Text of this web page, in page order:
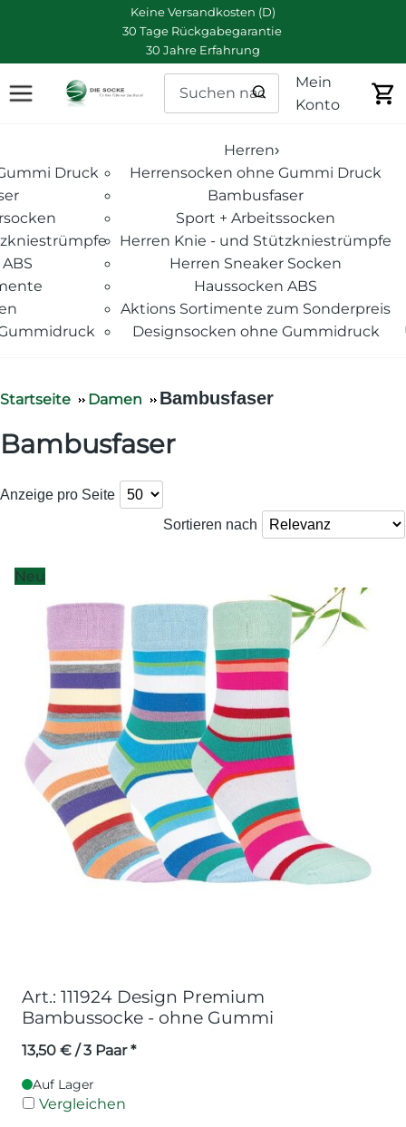
Keine Versandkosten (D)
30 Tage Rückgabegarantie
30 Jahre Erfahrung
Mein
Konto
Druck
Herren›
Herrensocken ohne Gummi Druck
Bambusfaser
Sport + Arbeitssocken
Herren Knie - und Stützkniestrümpfe
Herren Sneaker Socken
Haussocken ABS
Aktions Sortimente zum Sonderpreis
Designsocken ohne Gummidruck
Startseite Damen Bambusfaser
Bambusfaser
Anzeige pro Seite
Sortieren nach
Neu
Art.: 111924 Design Premium
Bambussocke - ohne Gummi
13,50 € / 3 Paar *
Auf Lager
Vergleichen